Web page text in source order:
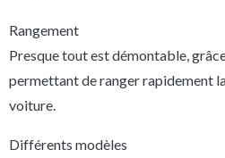
Rangement
Presque tout est démontable,
permettant de ranger rapidement
voiture.
Différents modèles